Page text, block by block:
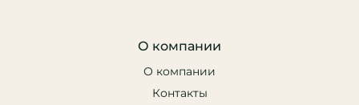
О компании
О компании
Контакты